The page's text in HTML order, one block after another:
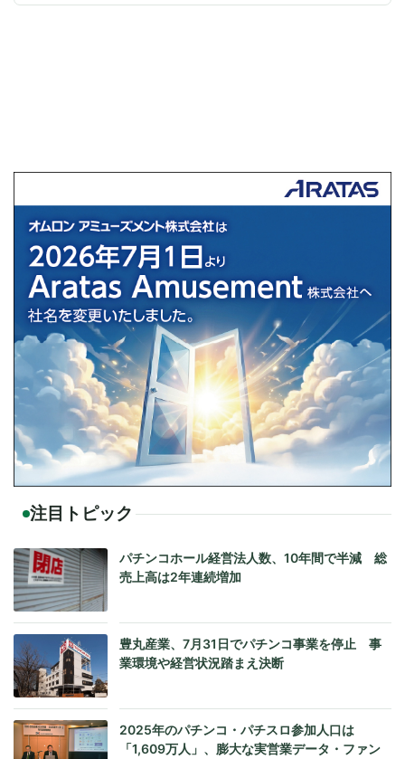
注目トピック
パチンコホール経営法人数、10年間で半減 総
売上高は2年連続増加
豊丸産業、7月31日でパチンコ事業を停止 事
業環境や経営状況踏まえ決断
2025年のパチンコ・パチスロ参加人口は
「1,609万人」、膨大な実営業データ・ファン